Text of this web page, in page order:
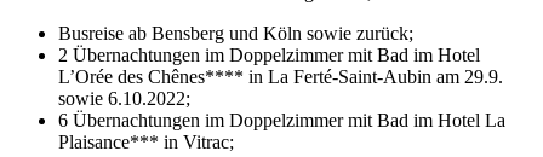
Busreise ab Bensberg und Köln sowie zurück;
2 Übernachtungen im Doppelzimmer mit Bad im Hotel
L’Orée des Chênes**** in La Ferté-Saint-Aubin am 29.9.
sowie 6.10.2022;
6 Übernachtungen im Doppelzimmer mit Bad im Hotel La
Plaisance*** in Vitrac;